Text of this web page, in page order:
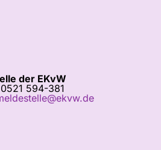
der EKvW
594-381